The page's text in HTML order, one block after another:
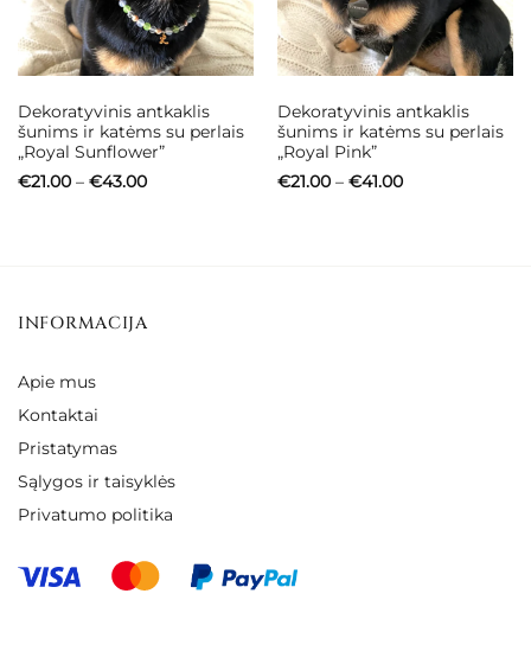
Dekoratyvinis antkaklis
šunims ir katėms su perlais
„Royal Sunflower”
€21.00 – €43.00Price
Dekoratyvinis antkaklis
šunims ir katėms su perlais
„Royal Pink”
€21.00 – €41.00Price
INFORMACIJA
Apie mus
Kontaktai
Pristatymas
Sąlygos ir taisyklės
Privatumo politika